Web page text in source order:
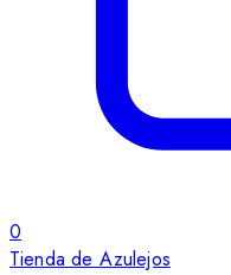
0
Tienda de Azulejos